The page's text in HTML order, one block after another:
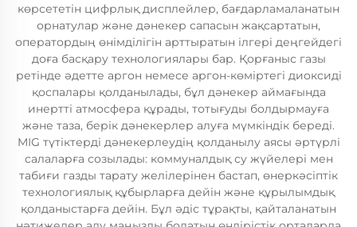
көрсететін цифрлық дисплейлер, бағдарламаланатын
орнатулар және дәнекер сапасын жақсартатын,
оператордың өнімділігін арттыратын ілгері деңгейдегі
доға басқару технологиялары бар. Қорғаныс газы
ретінде әдетте аргон немесе аргон-көміртегі диоксиді
қоспалары қолданылады, бұл дәнекер аймағында
инертті атмосфера құрады, тотығуды болдырмауға
және таза, берік дәнекерлер алуға мүмкіндік береді.
MIG түтіктерді дәнекерлеудің қолданылу аясы әртүрлі
салаларға созылады: коммуналдық су жүйелері мен
табиғи газды тарату желілерінен бастап, өнеркәсіптік
технологиялық құбырларға дейін және құрылымдық
қолданыстарға дейін. Бұл әдіс тұрақты, қайталанатын